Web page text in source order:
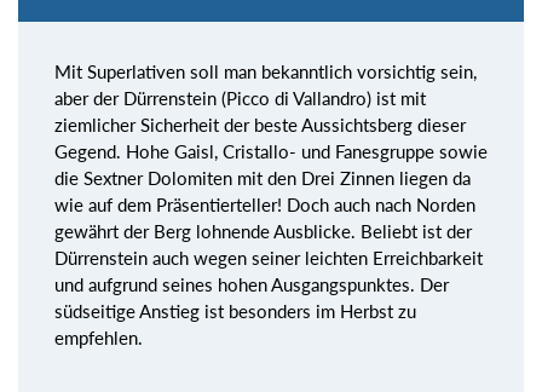
Mit Superlativen soll man bekanntlich vorsichtig sein,
aber der Dürrenstein (Picco di Vallandro) ist mit
ziemlicher Sicherheit der beste Aussichtsberg dieser
Gegend. Hohe Gaisl, Cristallo- und Fanesgruppe sowie
die Sextner Dolomiten mit den Drei Zinnen liegen da
wie auf dem Präsentierteller! Doch auch nach Norden
gewährt der Berg lohnende Ausblicke. Beliebt ist der
Dürrenstein auch wegen seiner leichten Erreichbarkeit
und aufgrund seines hohen Ausgangspunktes. Der
südseitige Anstieg ist besonders im Herbst zu
empfehlen.